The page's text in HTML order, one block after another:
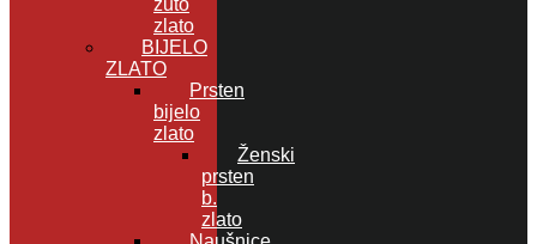
zlato
BIJELO
ZLATO
Prsten
bijelo
zlato
Ženski
prsten
b.
zlato